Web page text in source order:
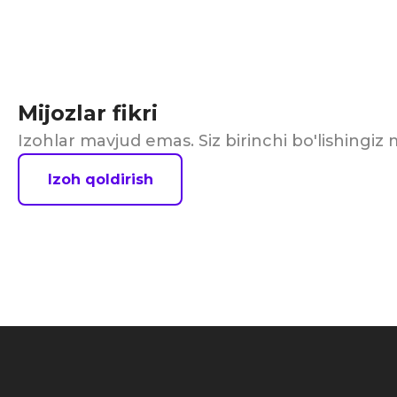
Mijozlar fikri
Izohlar mavjud emas. Siz birinchi bo'lishingiz
Izoh qoldirish